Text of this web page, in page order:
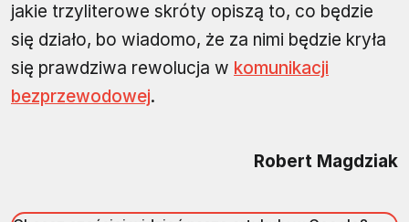
jakie trzyliterowe skróty opiszą to, co będzie
się działo, bo wiadomo, że za nimi będzie kryła
się prawdziwa rewolucja w komunikacji
bezprzewodowej.
Robert Magdziak